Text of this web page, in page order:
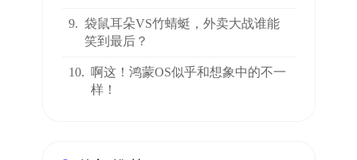
9. 袋鼠耳朵VS竹蜻蜓，外卖大战谁能
笑到最后？
10. 啊这！鸿蒙OS似乎和想象中的不一
样！